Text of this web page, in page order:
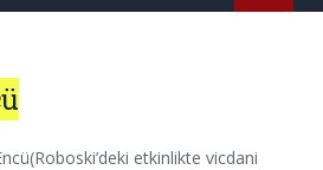
etkinlikte vicdani